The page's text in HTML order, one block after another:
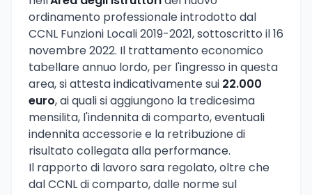
ordinamento professionale introdotto dal
CCNL Funzioni Locali 2019-2021, sottoscritto il 16
novembre 2022. Il trattamento economico
tabellare annuo lordo, per l'ingresso in questa
area, si attesta indicativamente sui 22.000
euro, ai quali si aggiungono la tredicesima
mensilita, l'indennita di comparto, eventuali
indennita accessorie e la retribuzione di
risultato collegata alla performance.
Il rapporto di lavoro sara regolato, oltre che
dal CCNL di comparto, dalle norme sul